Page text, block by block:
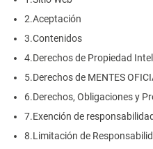
2.Aceptación
3.Contenidos
4.Derechos de Propiedad
5.Derechos de MENTES
6.Derechos, Obligaciones y
7.Exención de
8.Limitación de